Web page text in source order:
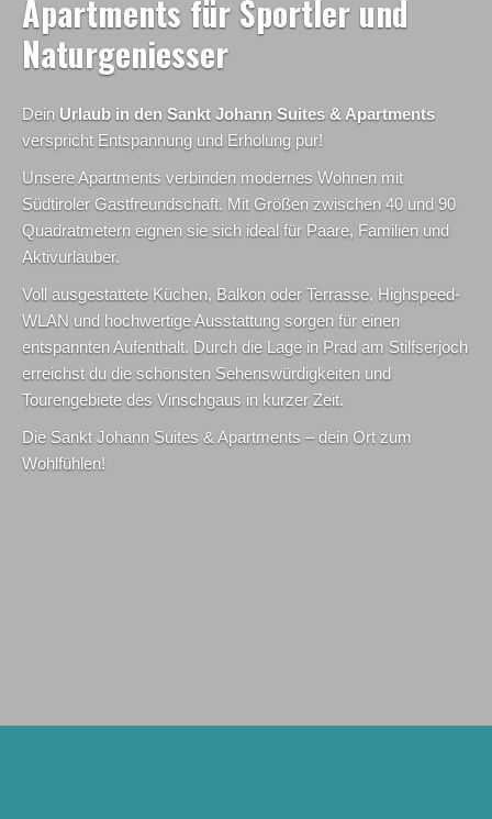
Apartments für Sportler und
Naturgeniesser
Dein Urlaub in den Sankt Johann Suites & Apartments
verspricht Entspannung und Erholung pur!
Unsere Apartments verbinden modernes Wohnen mit
Südtiroler Gastfreundschaft. Mit Größen zwischen 40 und 90
Quadratmetern eignen sie sich ideal für Paare, Familien und
Aktivurlauber.
Voll ausgestattete Küchen, Balkon oder Terrasse, Highspeed-
WLAN und hochwertige Ausstattung sorgen für einen
entspannten Aufenthalt. Durch die Lage in Prad am Stilfserjoch
erreichst du die schönsten Sehenswürdigkeiten und
Tourengebiete des Vinschgaus in kurzer Zeit.
Die Sankt Johann Suites & Apartments – dein Ort zum
Wohlfühlen!